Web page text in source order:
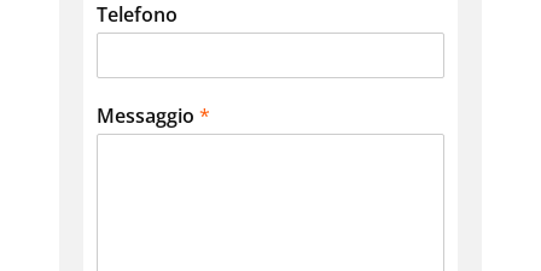
Telefono
Messaggio *